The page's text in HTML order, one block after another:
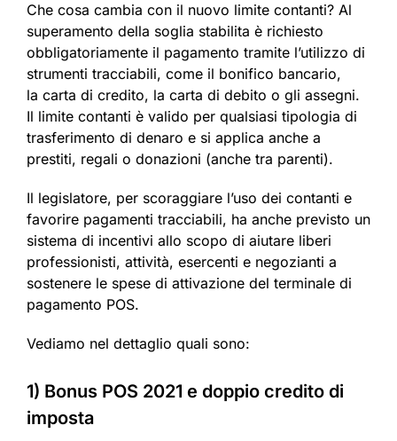
Che cosa cambia con il nuovo limite contanti? Al
superamento della soglia stabilita è richiesto
obbligatoriamente il pagamento tramite l’utilizzo di
strumenti tracciabili, come il bonifico bancario,
la carta di credito, la carta di debito o gli assegni.
Il limite contanti è valido per qualsiasi tipologia di
trasferimento di denaro e si applica anche a
prestiti, regali o donazioni (anche tra parenti).
Il legislatore, per scoraggiare l’uso dei contanti e
favorire pagamenti tracciabili, ha anche previsto un
sistema di incentivi allo scopo di aiutare liberi
professionisti, attività, esercenti e negozianti a
sostenere le spese di attivazione del terminale di
pagamento POS.
Vediamo nel dettaglio quali sono:
1) Bonus POS 2021 e doppio credito di
imposta